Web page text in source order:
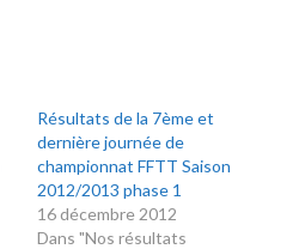
Résultats de la 7ème et
dernière journée de
championnat FFTT Saison
2012/2013 phase 1
16 décembre 2012
Dans "Nos résultats